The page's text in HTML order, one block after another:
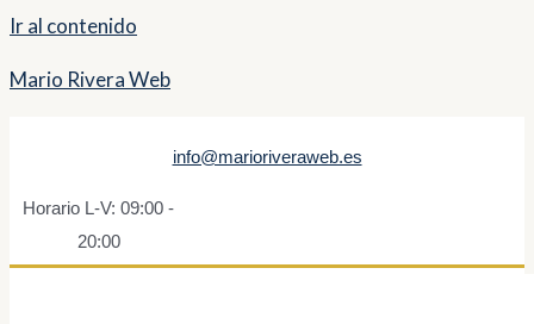
Ir al contenido
Mario Rivera Web
info@marioriveraweb.es
Horario L-V: 09:00 -
20:00